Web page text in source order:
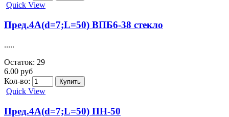
Quick View
Пред.4А(d=7;L=50) ВПБ6-38 стекло
.....
Остаток: 29
6.00 руб
Кол-во:
Quick View
Пред.4А(d=7;L=50) ПН-50